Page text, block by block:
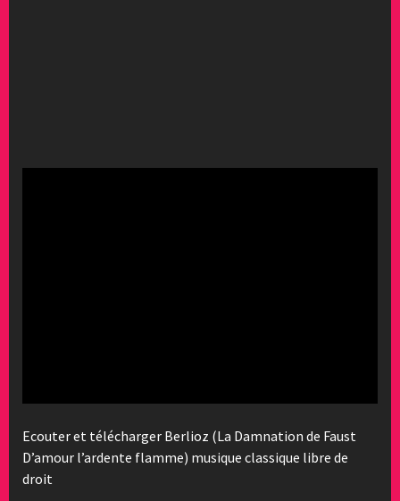
Ecouter et télécharger Berlioz (La Damnation de Faust
D’amour l’ardente flamme) musique classique libre de
droit